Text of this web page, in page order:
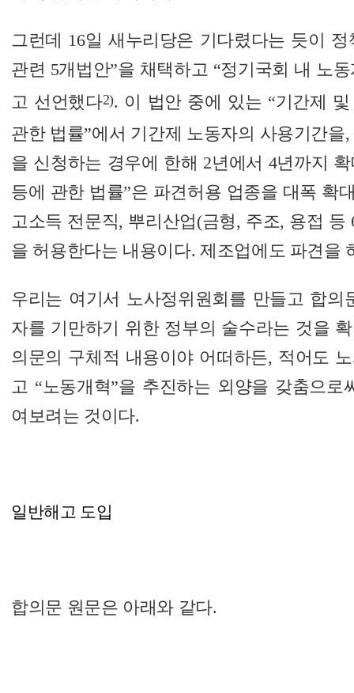
그런데 16일 새누리당은 기다렸다는 듯이
관련 5개법안”을 채택하고 “정기국회 내 노
고 선언했다2). 이 법안 중에 있는 “기간제
관한 법률”에서 기간제 노동자의 사용기간을
을 신청하는 경우에 한해 2년에서 4년까지
등에 관한 법률”은 파견허용 업종을 대폭 확
고소득 전문직, 뿌리산업(금형, 주조, 용접
을 허용한다는 내용이다. 제조업에도 파견을
우리는 여기서 노사정위원회를 만들고 합의
자를 기만하기 위한 정부의 술수라는 것을
의문의 구체적 내용이야 어떠하든, 적어도
고 “노동개혁”을 추진하는 외양을 갖춤으
여보려는 것이다.
일반해고 도입
합의문 원문은 아래와 같다.